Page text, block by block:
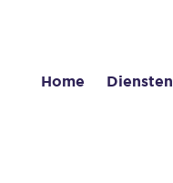
Home Diensten